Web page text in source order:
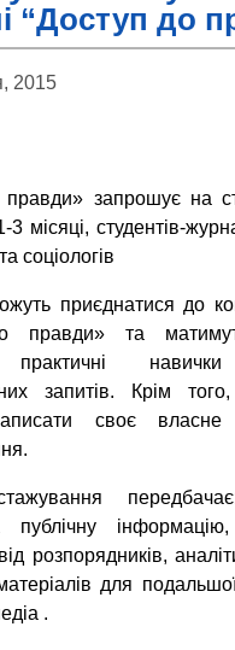
“Доступ до
2015
запрошує на
місяці, студентів-
соціологів
приєднатися до
правди» та
практичні
запитів. Крім
своє власне
публічну
розпорядників,
для подальшої
.